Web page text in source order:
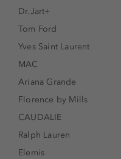
Dr.Jart+
Tom Ford
Yves Saint Laurent
MAC
Ariana Grande
Florence by Mills
CAUDALIE
Ralph Lauren
Elemis